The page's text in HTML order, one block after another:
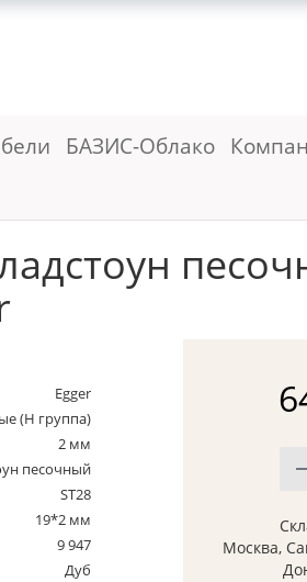
БАЗИС-Облако
Egger
(Н группа)
2 мм
песочный
ST28
19*2 мм
9 947
Дуб
Москва,